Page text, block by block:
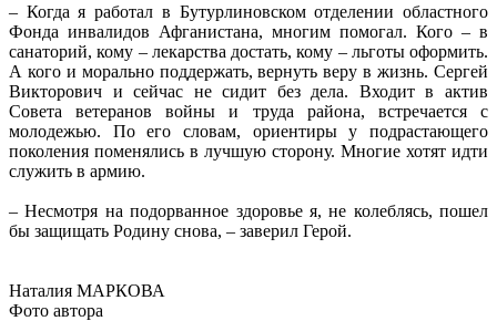
– Когда я работал в Бутурлиновском отделении областного
Фонда инвалидов Афганистана, многим помогал. Кого – в
санаторий, кому – лекарства достать, кому – льготы оформить.
А кого и морально поддержать, вернуть веру в жизнь. Сергей
Викторович и сейчас не сидит без дела. Входит в актив
Совета ветеранов войны и труда района, встречается с
молодежью. По его словам, ориентиры у подрастающего
поколения поменялись в лучшую сторону. Многие хотят идти
служить в армию.
– Несмотря на подорванное здоровье я, не колеблясь, пошел
бы защищать Родину снова, – заверил Герой.
Наталия МАРКОВА
Фото автора